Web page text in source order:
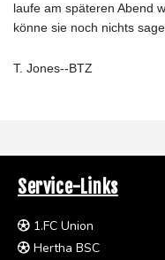
laufe am späteren Abend
könne sie noch nichts
T. Jones--BTZ
Service-Links
1.FC Union
Hertha BSC